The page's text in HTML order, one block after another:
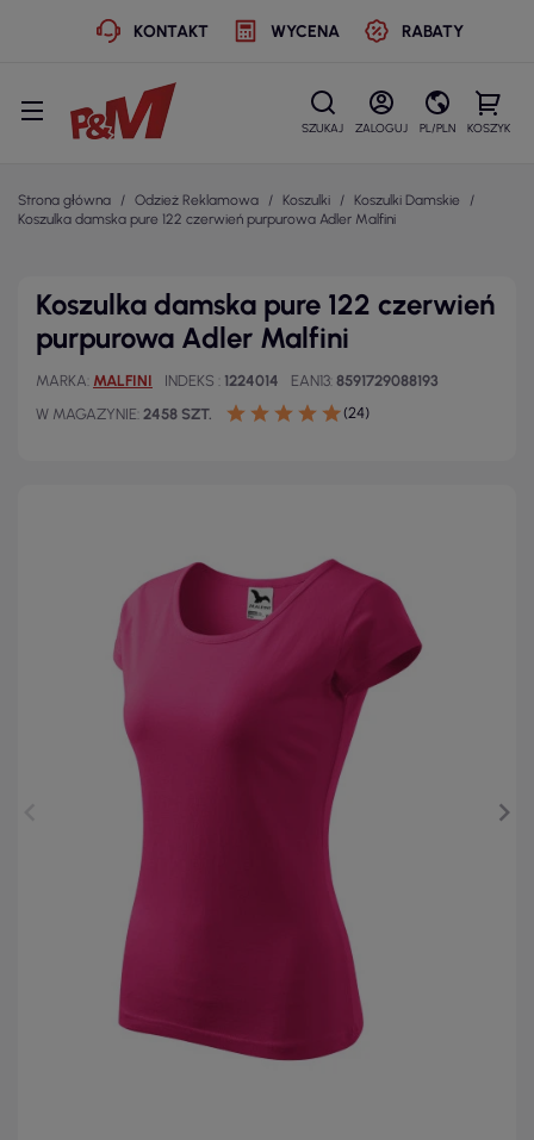
KONTAKT WYCENA RABATY
SZUKAJ ZALOGUJ PL/PLN KOSZYK
Strona główna Odzież Reklamowa Koszulki
Koszulki Damskie
Koszulka damska pure 122 czerwień purpurowa Adler Malfini
Koszulka damska pure 122 czerwień
purpurowa Adler Malfini
MARKA MALFINI INDEKS 1224014 EAN13 8591729088193
W MAGAZYNIE 2458 SZT. (24)